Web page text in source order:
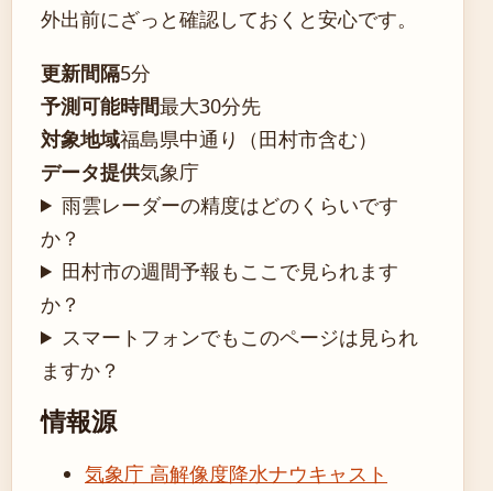
外出前にざっと確認しておくと安心です。
更新間隔5分
予測可能時間最大30分先
対象地域福島県中通り（田村市含む）
データ提供気象庁
雨雲レーダーの精度はどのくらいです
か？
田村市の週間予報もここで見られます
か？
スマートフォンでもこのページは見られ
ますか？
情報源
気象庁 高解像度降水ナウキャスト